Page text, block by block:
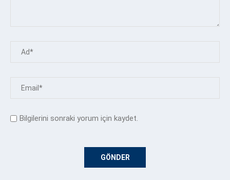
Bilgilerini sonraki yorum için kaydet.